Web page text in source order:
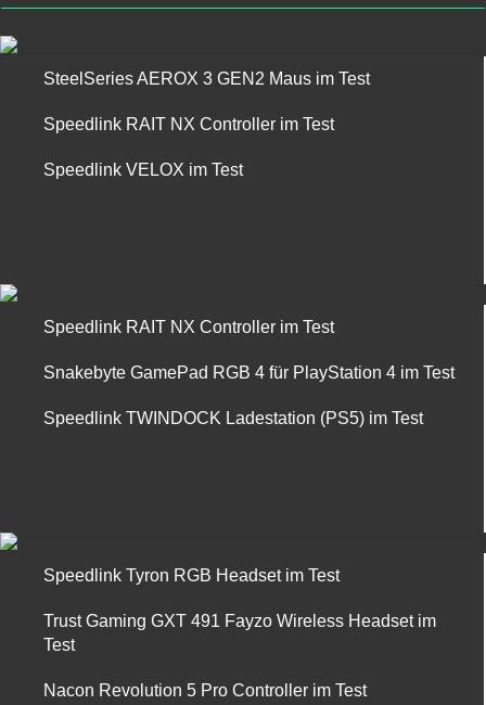
SteelSeries AEROX 3 GEN2 Maus im Test
Speedlink RAIT NX Controller im Test
Speedlink VELOX im Test
Speedlink RAIT NX Controller im Test
Snakebyte GamePad RGB 4 für PlayStation 4 im Test
Speedlink TWINDOCK Ladestation (PS5) im Test
Speedlink Tyron RGB Headset im Test
Trust Gaming GXT 491 Fayzo Wireless Headset im
Test
Nacon Revolution 5 Pro Controller im Test